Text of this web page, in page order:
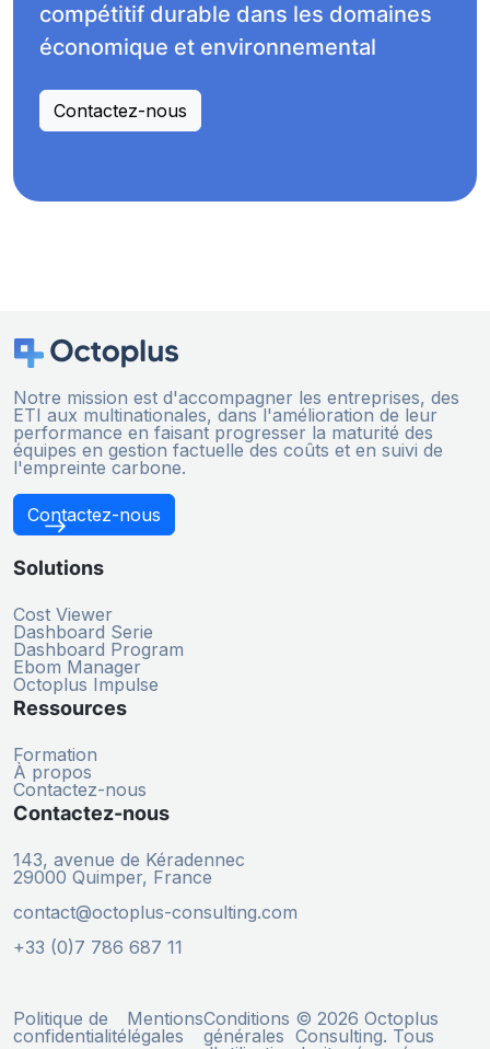
compétitif durable dans les domaines
économique et environnemental
Contactez-nous
Notre mission est d'accompagner les entreprises, des
ETI aux multinationales, dans l'amélioration de leur
performance en faisant progresser la maturité des
équipes en gestion factuelle des coûts et en suivi de
l'empreinte carbone.
Contactez-nous
Solutions
Cost Viewer
Dashboard Serie
Dashboard Program
Ebom Manager
Octoplus Impulse
Ressources
Formation
À propos
Contactez-nous
Contactez-nous
143, avenue de Kéradennec
29000 Quimper, France
contact@octoplus-consulting.com
+33 (0)7 786 687 11
Politique de
confidentialité
Mentions
légales
Conditions
générales
© 2026 Octoplus
Consulting. Tous